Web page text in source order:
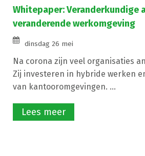
Whitepaper: Veranderkundige
veranderende werkomgeving
dinsdag 26 mei
Na corona zijn veel organisaties
Zij investeren in hybride werken
van kantooromgevingen. ...
Lees meer